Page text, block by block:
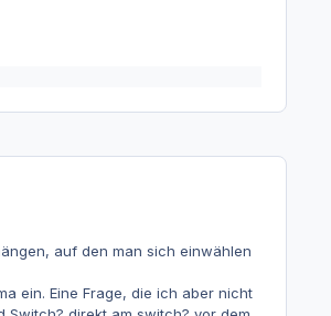
auf den man sich einwählen
ein. Eine Frage, die ich aber nicht